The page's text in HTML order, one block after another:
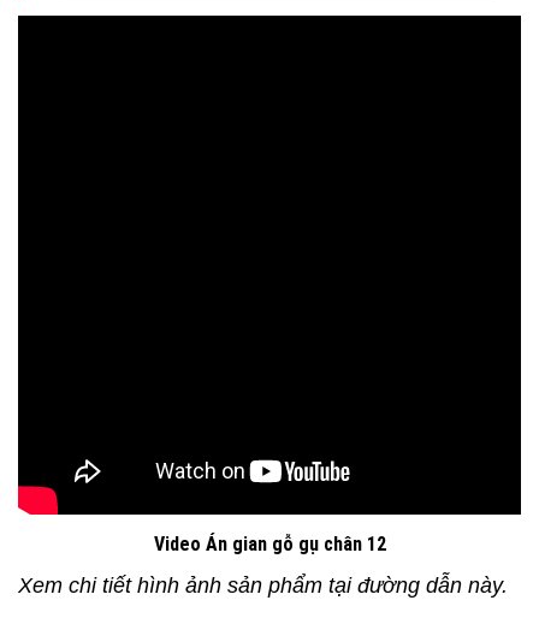
Video Án gian gỗ gụ chân 12
Xem chi tiết hình ảnh sản phẩm tại đường dẫn này.